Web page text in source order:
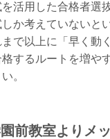
活用した合格者選
か考えていないと
で以上に「早く動
するルートを増
。
前教室よりメ